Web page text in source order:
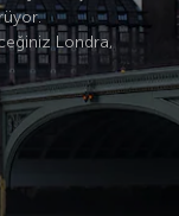
Londra,